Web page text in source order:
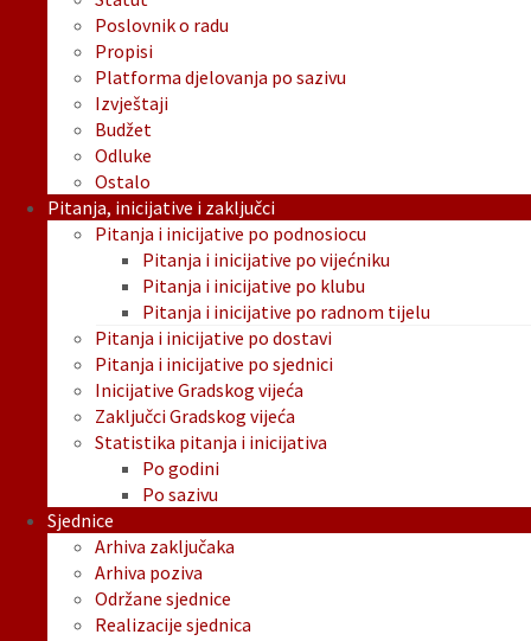
Poslovnik o radu
Propisi
Platforma djelovanja po sazivu
Izvještaji
Budžet
Odluke
Ostalo
Pitanja, inicijative i zaključci
Pitanja i inicijative po podnosiocu
Pitanja i inicijative po vijećniku
Pitanja i inicijative po klubu
Pitanja i inicijative po radnom tijelu
Pitanja i inicijative po dostavi
Pitanja i inicijative po sjednici
Inicijative Gradskog vijeća
Zaključci Gradskog vijeća
Statistika pitanja i inicijativa
Po godini
Po sazivu
Sjednice
Arhiva zaključaka
Arhiva poziva
Održane sjednice
Realizacije sjednica